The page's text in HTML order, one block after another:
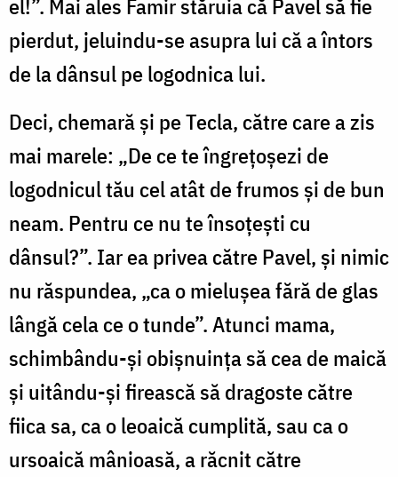
el!”. Mai ales Famir stăruia că Pavel să fie
pierdut, jeluindu-se asupra lui că a întors
de la dânsul pe logodnica lui.
Deci, chemară și pe Tecla, către care a zis
mai marele: „De ce te îngrețoșezi de
logodnicul tău cel atât de frumos și de bun
neam. Pentru ce nu te însoțești cu
dânsul?”. Iar ea privea către Pavel, și nimic
nu răspundea, „ca o mielușea fără de glas
lângă cela ce o tunde”. Atunci mama,
schimbându-și obișnuința să cea de maică
și uitându-și firească să dragoste către
fiica sa, ca o leoaică cumplită, sau ca o
ursoaică mânioasă, a răcnit către